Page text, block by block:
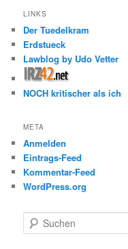
LINKS
Der Tuedelkram
Erdstueck
Lawblog by Udo Vetter
NOCH kritischer als ich
META
Anmelden
Eintrags-Feed
Kommentar-Feed
WordPress.org
u